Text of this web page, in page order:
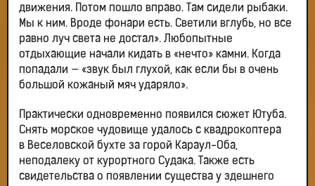
движения. Потом пошло вправо. Там сидели рыбаки.
Мы к ним. Вроде фонари есть. Светили вглубь, но все
равно луч света не достал». Любопытные
отдыхающие начали кидать в «нечто» камни. Когда
попадали — «звук был глухой, как если бы в очень
большой кожаный мяч ударяло».
Практически одновременно появился сюжет Ютуба.
Снять морское чудовище удалось с квадрокоптера
в Веселовской бухте за горой Караул-Оба,
неподалеку от курортного Судака. Также есть
свидетельства о появлении существа у здешнего